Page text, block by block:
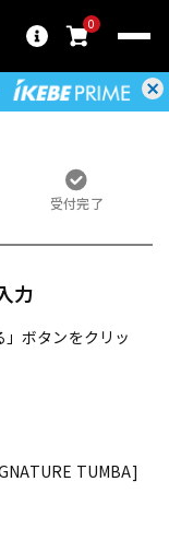
0
受付完了
力
ボタンをクリッ
TUMBA]